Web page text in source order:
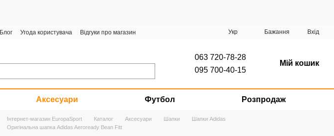
Блог Угода користувача
Відгуки про магазин
Укр Бажання Вхід
063 720-78-28
095 700-40-15
Мій кошик
Аксесуари Футбол Розпродаж
Інтернет-магазин EuropaSport Каталог Аксесуари Шапки
Шапки Adidas
Оригінальна шапка Adidas Aeroready Bean Fitt